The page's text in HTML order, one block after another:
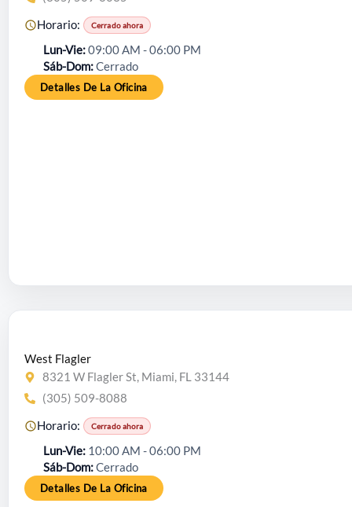
Horario: Cerrado ahora
Lun-Vie 09:00 AM - 06:00 PM
Sáb-Dom Cerrado
Detalles De La Oficina
West Flagler
8321 W Flagler St, Miami, FL 33144
(305) 509-8088
Horario: Cerrado ahora
Lun-Vie 10:00 AM - 06:00 PM
Sáb-Dom Cerrado
Detalles De La Oficina